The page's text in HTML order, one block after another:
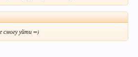
смогу уйти =)